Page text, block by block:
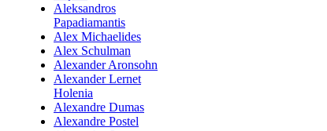
Aleksandros
Papadiamantis
Alex Michaelides
Alex Schulman
Alexander Aronsohn
Alexander Lernet
Holenia
Alexandre Dumas
Alexandre Postel